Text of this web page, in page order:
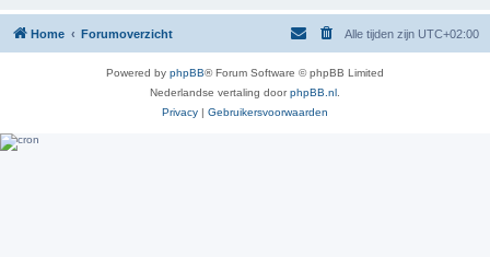
Home Forumoverzicht Alle tijden zijn UTC+02:00
Powered by phpBB® Forum Software © phpBB Limited
Nederlandse vertaling doorphpBB.nl
Privacy | Gebruikersvoorwaarden